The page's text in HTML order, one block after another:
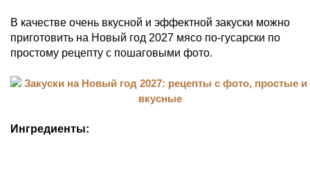
В качестве очень вкусной и эффектной закуски можно
приготовить на Новый год 2027 мясо по-гусарски по
простому рецепту с пошаговыми фото.
Ингредиенты: